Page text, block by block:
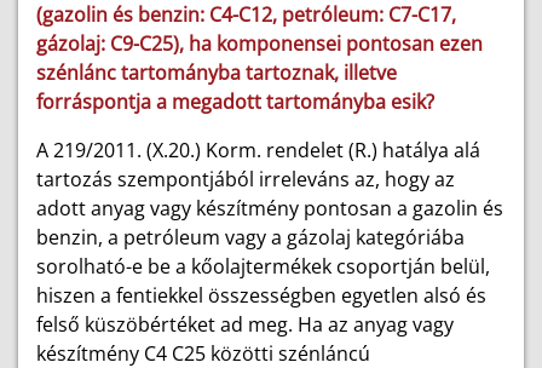
(gazolin és benzin: C4-C12, petróleum: C7-C17,
gázolaj: C9-C25), ha komponensei pontosan ezen
szénlánc tartományba tartoznak, illetve
forráspontja a megadott tartományba esik?
A 219/2011. (X.20.) Korm. rendelet (R.) hatálya alá
tartozás szempontjából irreleváns az, hogy az
adott anyag vagy készítmény pontosan a gazolin és
benzin, a petróleum vagy a gázolaj kategóriába
sorolható-e be a kőolajtermékek csoportján belül,
hiszen a fentiekkel összességben egyetlen alsó és
felső küszöbértéket ad meg. Ha az anyag vagy
készítmény C4 C25 közötti szénláncú